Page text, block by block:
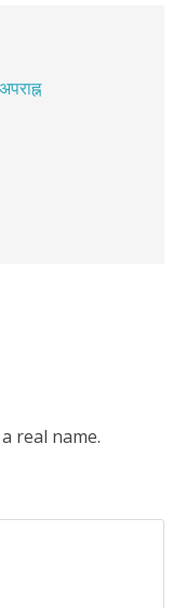
real name.